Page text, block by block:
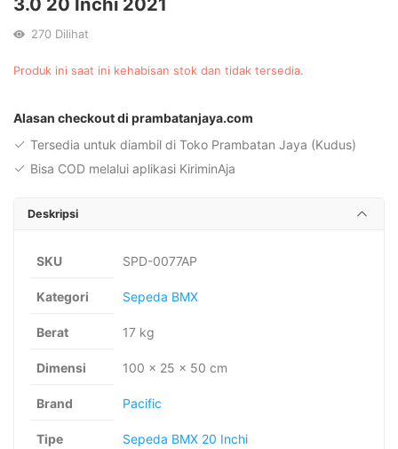
3.0 20 Inchi 2021
270 Dilihat
Produk ini saat ini kehabisan stok dan tidak tersedia.
Alasan checkout di prambatanjaya.com
Tersedia untuk diambil di Toko Prambatan Jaya (Kudus)
Bisa COD melalui aplikasi KiriminAja
Deskripsi
SKU SPD-0077AP
Kategori Sepeda BMX
Berat 17 kg
Dimensi 100 × 25 × 50 cm
Brand Pacific
Tipe Sepeda BMX 20 Inchi